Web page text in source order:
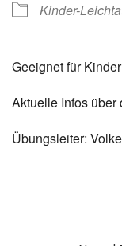
Kinder-
Geeignet für
Aktuelle Infos über
Übungsleiter: